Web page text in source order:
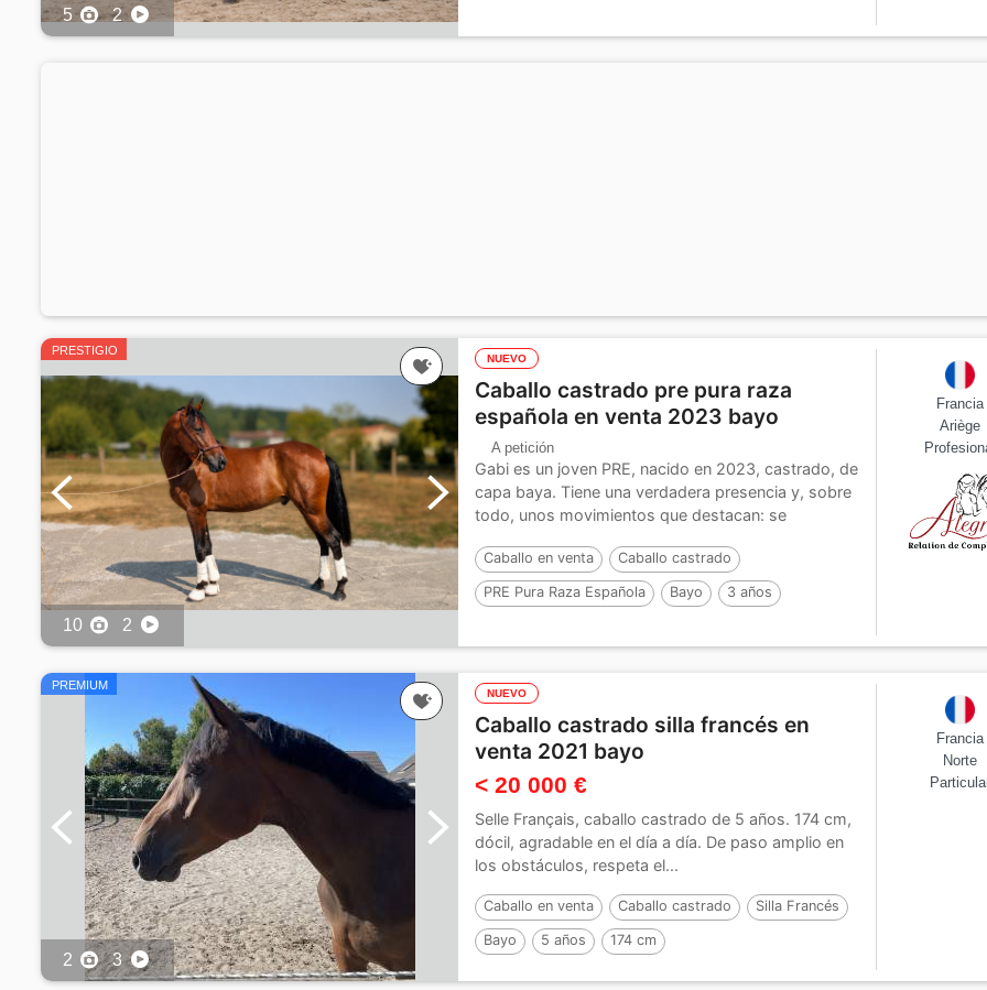
5 2
PRESTIGIO
10 2
NUEVO
Caballo castrado pre pura raza
española en venta 2023 bayo
A petición
Gabi es un joven PRE, nacido en 2023, castrado, de
capa baya. Tiene una verdadera presencia y, sobre
todo, unos movimientos que destacan: se
Caballo en venta Caballo castrado
PRE Pura Raza Española Bayo 3 años
Francia
Ariège
PREMIUM
2 3
NUEVO
Caballo castrado silla francés en
venta 2021 bayo
< 20 000 €
Selle Français, caballo castrado de 5 años. 174 cm,
dócil, agradable en el día a día. De paso amplio en
los obstáculos, respeta el...
Caballo en venta Caballo castrado Silla Francés
Bayo 5 años 174 cm
Francia
Norte